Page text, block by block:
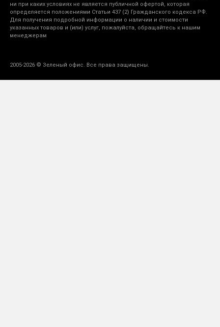
ни при каких условиях не является публичной офертой, которая
определяется положениями Статьи 437 (2) Гражданского кодекса РФ.
Для получения подробной информации о наличии и стоимости
указанных товаров и (или) услуг, пожалуйста, обращайтесь к нашим
менеджерам
2005-2026 © Зеленый офис. Все права защищены.